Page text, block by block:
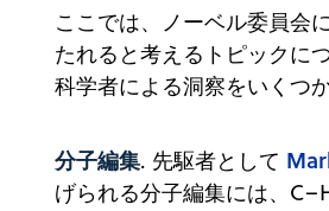
ここでは、ノーベル委員会
たれると考えるトピックに
科学者による洞察をいくつ
分子編集. 先駆者として
げられる分子編集には、